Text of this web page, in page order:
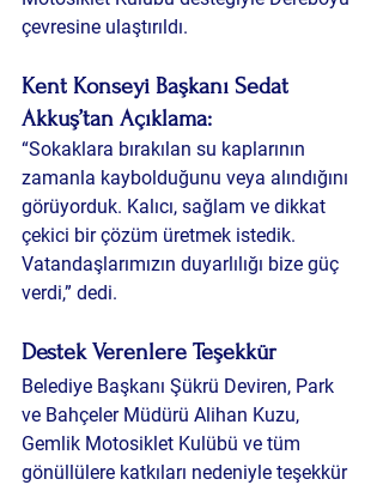
çevresine ulaştırıldı.
Kent Konseyi Başkanı Sedat
Akkuş’tan Açıklama:
“Sokaklara bırakılan su kaplarının
zamanla kaybolduğunu veya alındığını
görüyorduk. Kalıcı, sağlam ve dikkat
çekici bir çözüm üretmek istedik.
Vatandaşlarımızın duyarlılığı bize güç
verdi,” dedi.
Destek Verenlere Teşekkür
Belediye Başkanı Şükrü Deviren, Park
ve Bahçeler Müdürü Alihan Kuzu,
Gemlik Motosiklet Kulübü ve tüm
gönüllülere katkıları nedeniyle teşekkür